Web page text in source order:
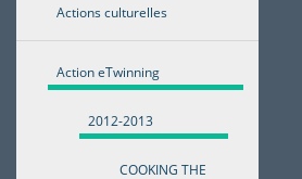
Actions culturelles
Action eTwinning
2012-2013
COOKING THE